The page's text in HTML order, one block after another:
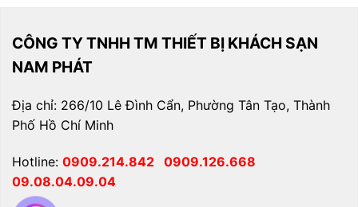
CÔNG TY TNHH TM THIẾT BỊ KHÁCH SẠN
NAM PHÁT
Địa chỉ: 266/10 Lê Đình Cẩn, Phường Tân Tạo, Thành
Phố Hồ Chí Minh
Hotline: 0909.214.842 0909.126.668
09.08.04.09.04